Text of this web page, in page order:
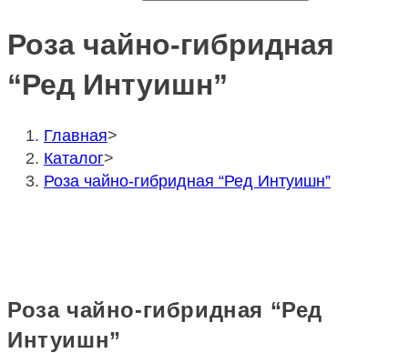
Роза чайно-гибридная
“Ред Интуишн”
Главная>
Каталог>
Роза чайно-гибридная “Ред Интуишн”
Роза чайно-гибридная “Ред
Интуишн”